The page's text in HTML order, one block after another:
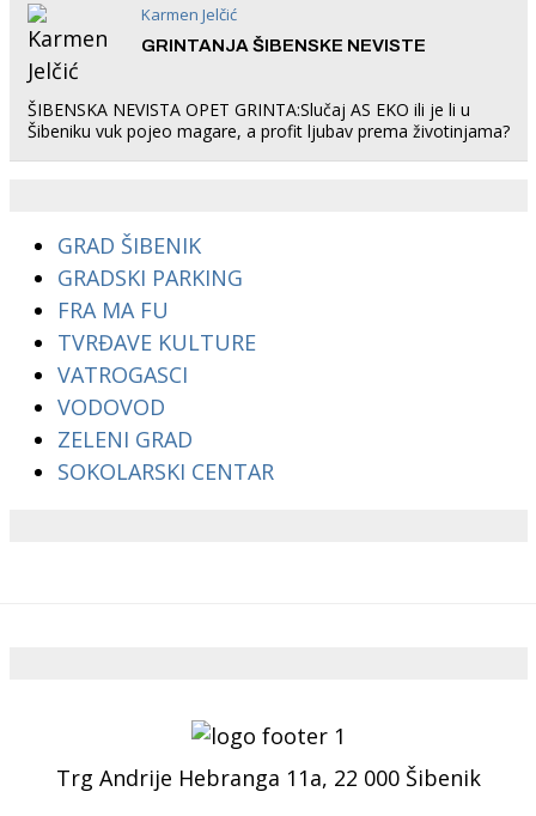
Karmen Jelčić
GRINTANJA ŠIBENSKE NEVISTE
ŠIBENSKA NEVISTA OPET GRINTA:Slučaj AS EKO ili je li u
Šibeniku vuk pojeo magare, a profit ljubav prema životinjama?
GRAD ŠIBENIK
GRADSKI PARKING
FRA MA FU
TVRĐAVE KULTURE
VATROGASCI
VODOVOD
ZELENI GRAD
SOKOLARSKI CENTAR
Trg Andrije Hebranga 11a, 22 000 Šibenik